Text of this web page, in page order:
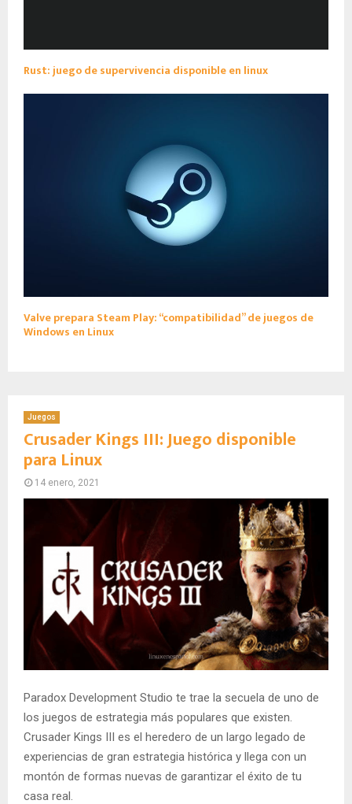
Rust: juego de supervivencia disponible en linux
Valve prepara Steam Play: “compatibilidad” de juegos de
Windows en Linux
Juegos
Crusader Kings III: Juego disponible
para Linux
14 enero, 2021
Paradox Development Studio te trae la secuela de uno de
los juegos de estrategia más populares que existen.
Crusader Kings III es el heredero de un largo legado de
experiencias de gran estrategia histórica y llega con un
montón de formas nuevas de garantizar el éxito de tu
casa real.